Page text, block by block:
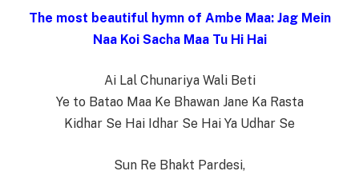
The most beautiful hymn of Ambe Maa: Jag Mein
Naa Koi Sacha Maa Tu Hi Hai
Ai Lal Chunariya Wali Beti
Ye to Batao Maa Ke Bhawan Jane Ka Rasta
Kidhar Se Hai Idhar Se Hai Ya Udhar Se
Sun Re Bhakt Pardesi,